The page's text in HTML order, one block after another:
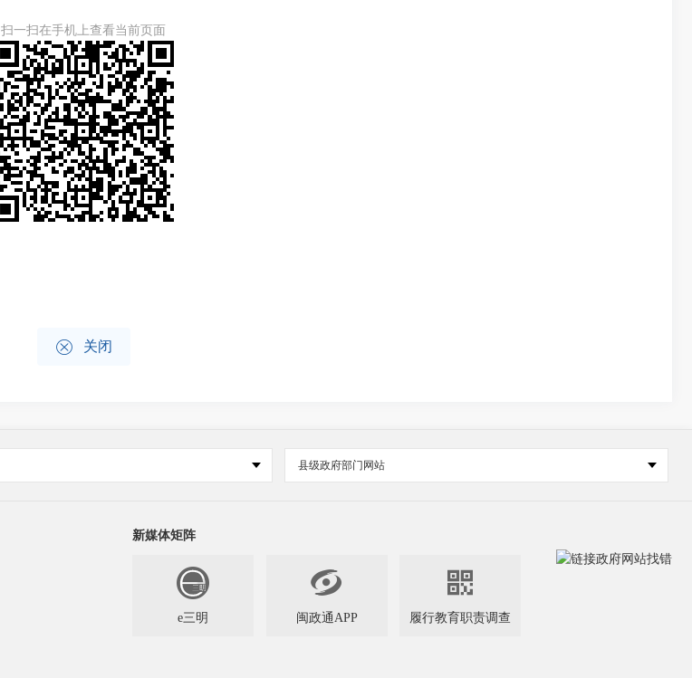
扫一扫在手机上查看当前页面
 关闭
县级政府部门网站
新媒体矩阵
e三明

闽政通APP

履行教育职责调查